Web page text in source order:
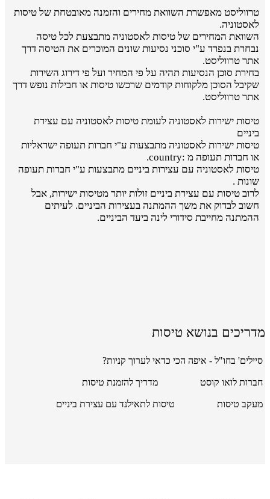
טרווליסט מאפשרת השוואת מחירים והזמנה מאובטחת של טיסות
לאסטוניה.
השוואת המחירים של טיסות לאסטוניה מתבצעת לכל טיסה
נבחרת בנפרד ע"י סוכני נסיעות שונים המוכרים את הטיסה דרך
אתר טרווליסט.
בחירת סוכן הנסיעות תהיה על פי המחיר ועל פי דירוג השירות
שקיבל הסוכן מלקוחות קודמים שרכשו טיסות או חבילות נופש דרך
אתר טרווליסט.
טיסות ישירות לאסטוניה לעומת טיסות לאסטוניה עם עצירת
ביניים
טיסות ישירות לאסטוניה מתבצעות ע"י חברות תעופה ישראליות
או חברות תעופה מ :country.
טיסות לאסטוניה עם עצירות ביניים מתבצעות ע"י חברות תעופה
שונות .
לרוב טיסות עם עצירת ביניים זולות יותר מטיסות ישירות, אבל
חשוב לבדוק את משך ההמתנה בעצירות הביניים. לעיתים
ההמתנה מחייבת סידורי לינה ביעד הביניים.
מדריכים בנושא טיסות
סיילים' בחו"ל - איפה הכי כדאי לערוך קניות?
חברות לואו קוסט מדריך להזמנת טיסות
מעקב טיסות טיסות לתאילנד עם עצירת ביניים